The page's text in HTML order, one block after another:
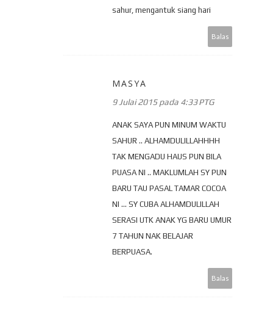
sahur, mengantuk siang hari
Balas
MASYA
9 Julai 2015 pada 4:33 PTG
ANAK SAYA PUN MINUM WAKTU
SAHUR .. ALHAMDULILLAHHHH
TAK MENGADU HAUS PUN BILA
PUASA NI .. MAKLUMLAH SY PUN
BARU TAU PASAL TAMAR COCOA
NI ... SY CUBA ALHAMDULILLAH
SERASI UTK ANAK YG BARU UMUR
7 TAHUN NAK BELAJAR
BERPUASA.
Balas